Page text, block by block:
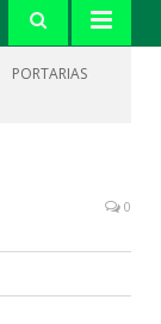
PORTARIAS
0